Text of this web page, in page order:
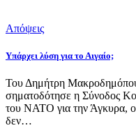
Απόψεις
Υπάρχει λύση για το Αιγαίο;
Του Δημήτρη
σηματοδότησε η Σύνοδος
του ΝΑΤΟ για την Άγκυρα,
δεν…